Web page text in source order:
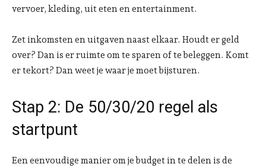
vervoer, kleding, uit eten en entertainment.
Zet inkomsten en uitgaven naast elkaar. Houdt er geld
over? Dan is er ruimte om te sparen of te beleggen. Komt
er tekort? Dan weet je waar je moet bijsturen.
Stap 2: De 50/30/20 regel als
startpunt
Een eenvoudige manier om je budget in te delen is de